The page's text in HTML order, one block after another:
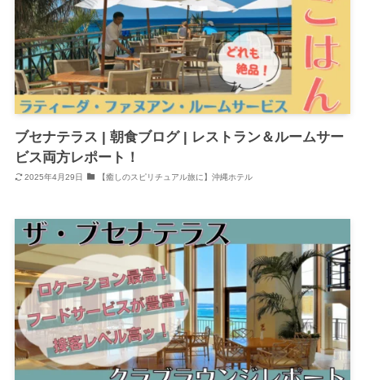
ブセナテラス | 朝食ブログ | レストラン＆ルームサー
ビス両方レポート！
2025年4月29日 【癒しのスピリチュアル旅に】沖縄ホテル